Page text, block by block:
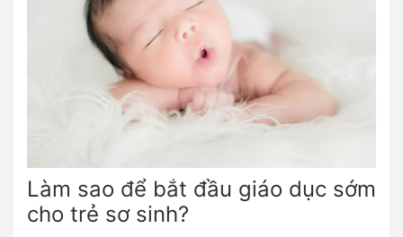
Làm sao để bắt đầu giáo dục sớm
cho trẻ sơ sinh?